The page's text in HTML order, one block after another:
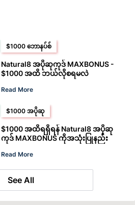
$1000 ဘောနပ်စ်
Natural8 အပိုဆုကုဒ် MAXBONUS -
$1000 အထိ ဘယ်လိုစရမလဲ
Read More
$1000 အပိုဆု
$1000 အထိရရှိရန် Natural8 အပိုဆု
ကုဒ် MAXBONUS ကိုအသုံးပြုနည်း
Read More
See All